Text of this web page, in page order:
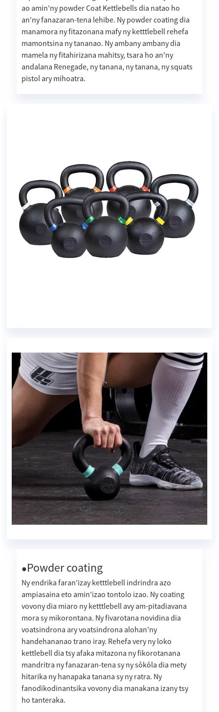
ao amin'ny powder Coat Kettlebells dia natao ho
an'ny fanazaran-tena lehibe. Ny powder coating dia
manamora ny fitazonana mafy ny ketttlebell rehefa
mamontsina ny tananao. Ny ambany ambany dia
mamela ny fitahirizana mahitsy, tsara ho an'ny
andalana Renegade, ny tanana, ny tanana, ny squats
pistol ary mihoatra.
●Powder coating
Ny endrika faran'izay ketttlebell indrindra azo
ampiasaina eto amin'izao tontolo izao. Ny coating
vovony dia miaro ny ketttlebell avy am-pitadiavana
mora sy mikorontana. Ny fivarotana novidina dia
voatsindrona ary voatsindrona alohan'ny
handehananao trano iray. Rehefa very ny loko
kettlebell dia tsy afaka mitazona ny fikorotanana
mandritra ny fanazaran-tena sy ny sôkôla dia mety
hitarika ny hanapaka tanana sy ny ratra. Ny
fanodikodinantsika vovony dia manakana izany tsy
ho tanteraka.